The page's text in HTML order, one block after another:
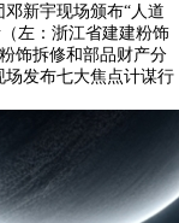
新宇现场颁布“人道
左：浙江省建建粉饰
饰拆修和部品财产分
场发布七大焦点计谋行